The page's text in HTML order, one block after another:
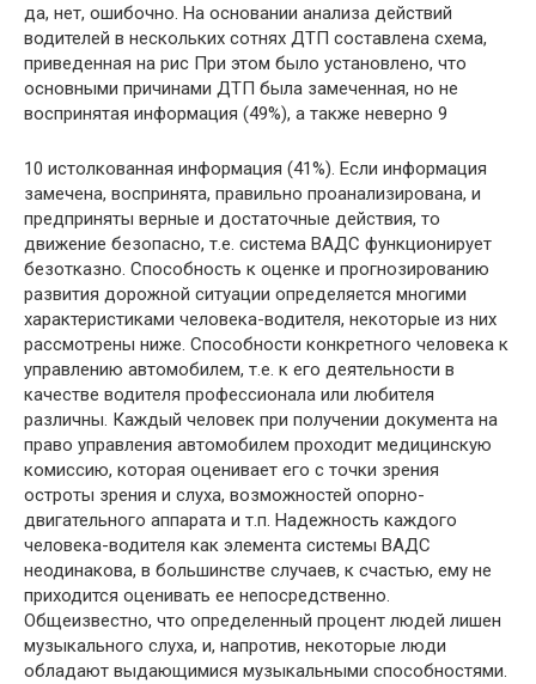
да, нет, ошибочно. На основании анализа действий
водителей в нескольких сотнях ДТП составлена схема,
приведенная на рис При этом было установлено, что
основными причинами ДТП была замеченная, но не
воспринятая информация (49%), а также неверно 9
10 истолкованная информация (41%). Если информация
замечена, воспринята, правильно проанализирована, и
предприняты верные и достаточные действия, то
движение безопасно, т.е. система ВАДС функционирует
безотказно. Способность к оценке и прогнозированию
развития дорожной ситуации определяется многими
характеристиками человека-водителя, некоторые из них
рассмотрены ниже. Способности конкретного человека к
управлению автомобилем, т.е. к его деятельности в
качестве водителя профессионала или любителя
различны. Каждый человек при получении документа на
право управления автомобилем проходит медицинскую
комиссию, которая оценивает его с точки зрения
остроты зрения и слуха, возможностей опорно-
двигательного аппарата и т.п. Надежность каждого
человека-водителя как элемента системы ВАДС
неодинакова, в большинстве случаев, к счастью, ему не
приходится оценивать ее непосредственно.
Общеизвестно, что определенный процент людей лишен
музыкального слуха, и, напротив, некоторые люди
обладают выдающимися музыкальными способностями.